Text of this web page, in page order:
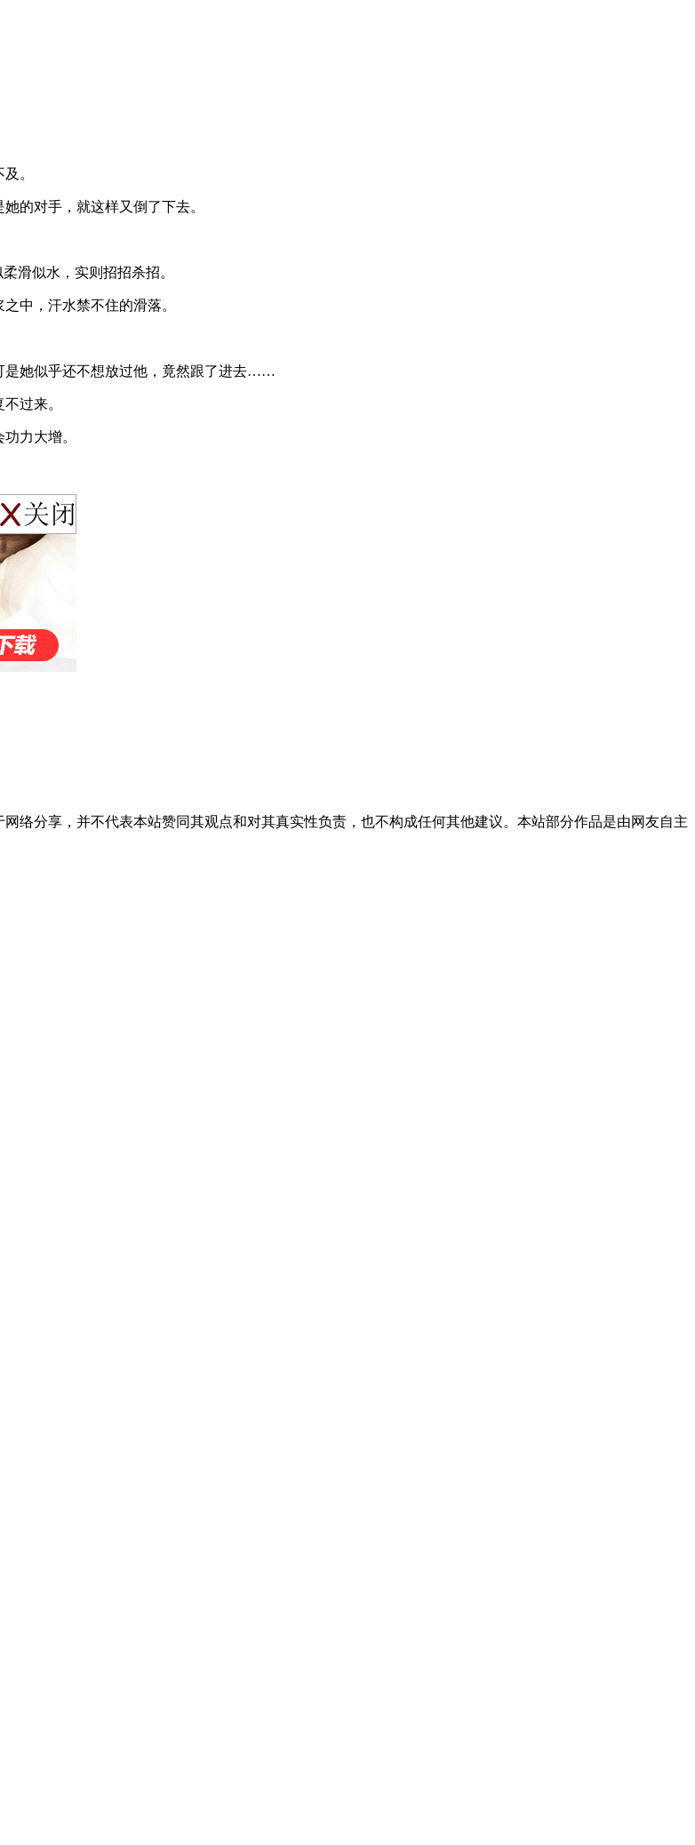
。
的对手，就这样又倒了下去。
滑似水，实则招招杀招。
中，汗水禁不住的滑落。
是她似乎还不想放过他，竟然跟了进去……
过来。
力大增。
络分享，并不代表本站赞同其观点和对其真实性负责，也不构成任何其他建议。本站部分作品是由网友自主